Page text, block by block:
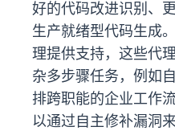
好的代码改进识别、
生产就绪型代码生成
理提供支持，这些代
杂多步骤任务，例如
排跨职能的企业工作
以通过自主修补漏洞